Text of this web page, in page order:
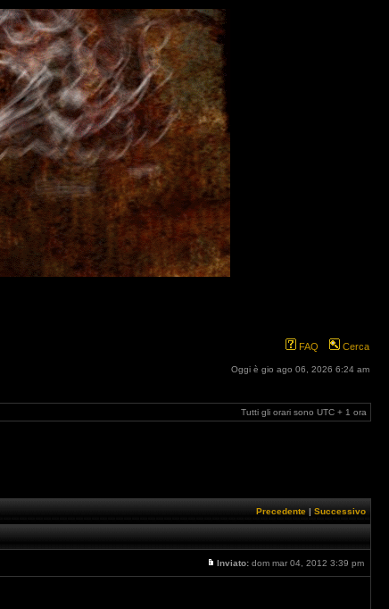
FAQ Cerca
Oggi è gio ago 06, 2026 6:24 am
Tutti gli orari sono UTC + 1 ora
Precedente | Successivo
Inviato: dom mar 04, 2012 3:39 pm